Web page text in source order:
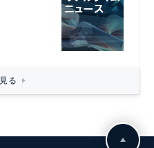
る